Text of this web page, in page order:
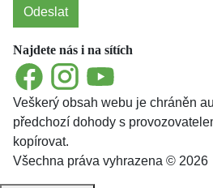
Odeslat
Najdete nás i na sítích
FacebookInstagramYouTube
Veškerý obsah webu je chráněn
předchozí dohody s
kopírovat.
Všechna práva vyhrazena © 2026